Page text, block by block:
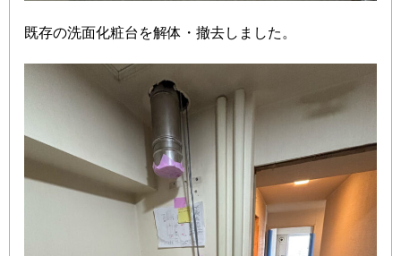
既存の洗面化粧台を解体・撤去しました。